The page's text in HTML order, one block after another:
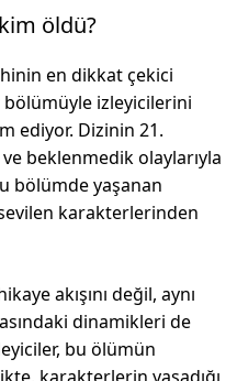
öldü?
en dikkat çekici
bölümüyle izleyicilerini
ediyor. Dizinin 21.
beklenmedik olaylarıyla
bölümde yaşanan
karakterlerinden
akışını değil, aynı
dinamikleri de
bu ölümün